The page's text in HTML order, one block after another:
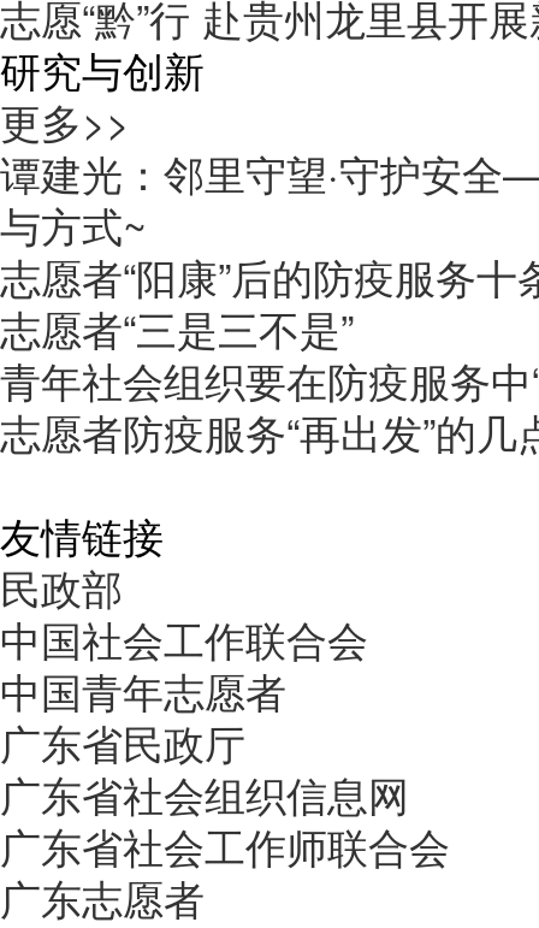
志愿“黔”行 赴贵州龙里县开
研究与创新
更多>>
谭建光：邻里守望·守护安
与方式~
志愿者“阳康”后的防疫服务十
志愿者“三是三不是”
青年社会组织要在防疫服务中
志愿者防疫服务“再出发”的几
友情链接
民政部
中国社会工作联合会
中国青年志愿者
广东省民政厅
广东省社会组织信息网
广东省社会工作师联合会
广东志愿者